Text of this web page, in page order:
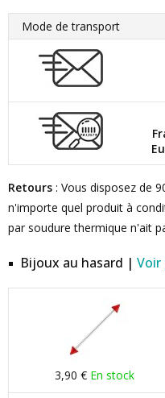
Mode de transport
Retours : Vous disposez de
n'importe quel produit à
par soudure thermique n'ait
Bijoux au hasard | Voir
3,90 € En stock